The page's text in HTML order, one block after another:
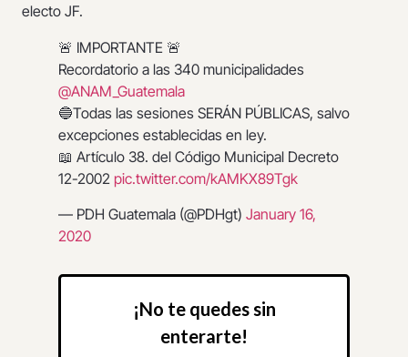
electo JF.
🚨 IMPORTANTE 🚨
Recordatorio a las 340 municipalidades
@ANAM_Guatemala
🔵Todas las sesiones SERÁN PÚBLICAS, salvo
excepciones establecidas en ley.
📖 Artículo 38. del Código Municipal Decreto
12-2002 pic.twitter.com/kAMKX89Tgk
— PDH Guatemala (@PDHgt) January 16,
2020
¡No te quedes sin
enterarte!